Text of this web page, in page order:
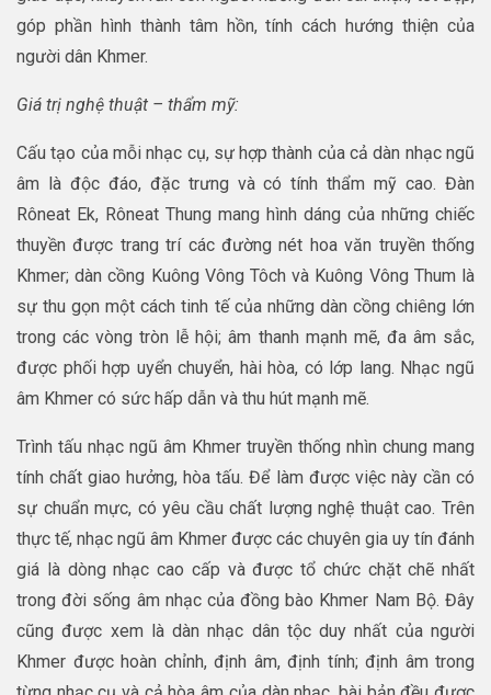
góp phần hình thành tâm hồn, tính cách hướng thiện của
người dân Khmer.
Giá trị nghệ thuật – thẩm mỹ:
Cấu tạo của mỗi nhạc cụ, sự hợp thành của cả dàn nhạc ngũ
âm là độc đáo, đặc trưng và có tính thẩm mỹ cao. Đàn
Rôneat Ek, Rôneat Thung mang hình dáng của những chiếc
thuyền được trang trí các đường nét hoa văn truyền thống
Khmer; dàn cồng Kuông Vông Tôch và Kuông Vông Thum là
sự thu gọn một cách tinh tế của những dàn cồng chiêng lớn
trong các vòng tròn lễ hội; âm thanh mạnh mẽ, đa âm sắc,
được phối hợp uyển chuyển, hài hòa, có lớp lang. Nhạc ngũ
âm Khmer có sức hấp dẫn và thu hút mạnh mẽ.
Trình tấu nhạc ngũ âm Khmer truyền thống nhìn chung mang
tính chất giao hưởng, hòa tấu. Để làm được việc này cần có
sự chuẩn mực, có yêu cầu chất lượng nghệ thuật cao. Trên
thực tế, nhạc ngũ âm Khmer được các chuyên gia uy tín đánh
giá là dòng nhạc cao cấp và được tổ chức chặt chẽ nhất
trong đời sống âm nhạc của đồng bào Khmer Nam Bộ. Đây
cũng được xem là dàn nhạc dân tộc duy nhất của người
Khmer được hoàn chỉnh, định âm, định tính; định âm trong